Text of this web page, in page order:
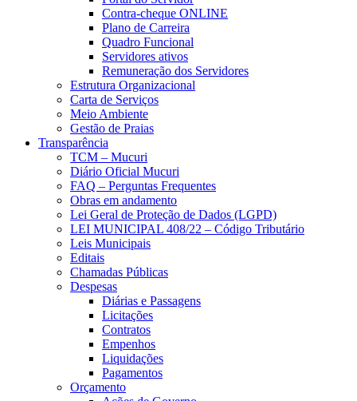
Contra-cheque ONLINE
Plano de Carreira
Quadro Funcional
Servidores ativos
Remuneração dos Servidores
Estrutura Organizacional
Carta de Serviços
Meio Ambiente
Gestão de Praias
Transparência
TCM – Mucuri
Diário Oficial Mucuri
FAQ – Perguntas Frequentes
Obras em andamento
Lei Geral de Proteção de Dados (LGPD)
LEI MUNICIPAL 408/22 – Código Tributário
Leis Municipais
Editais
Chamadas Públicas
Despesas
Diárias e Passagens
Licitações
Contratos
Empenhos
Liquidações
Pagamentos
Orçamento